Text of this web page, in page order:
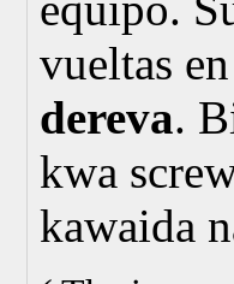
vueltas en
dereva.
kwa
kawaida